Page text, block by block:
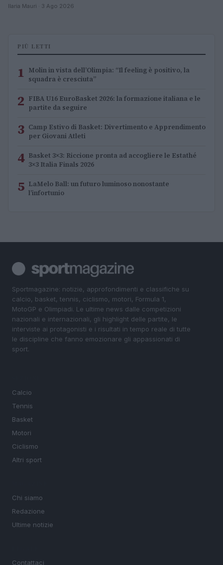
Ilaria Mauri · 3 Ago 2026
PIÙ LETTI
1 Molin in vista dell’Olimpia: “Il feeling è positivo, la
squadra è cresciuta”
2 FIBA U16 EuroBasket 2026: la formazione italiana e le
partite da seguire
3 Camp Estivo di Basket: Divertimento e Apprendimento
per Giovani Atleti
4 Basket 3×3: Riccione pronta ad accogliere le Estathé
3×3 Italia Finals 2026
5 LaMelo Ball: un futuro luminoso nonostante
l’infortunio
Sportmagazine: notizie, approfondimenti e classifiche su
calcio, basket, tennis, ciclismo, motori, Formula 1,
MotoGP e Olimpiadi. Le ultime news dalle competizioni
nazionali e internazionali, gli highlight delle partite, le
interviste ai protagonisti e i risultati in tempo reale di tutte
le discipline che fanno emozionare gli appassionati di
sport.
Calcio
Tennis
Basket
Motori
Ciclismo
Altri sport
Chi siamo
Redazione
Ultime notizie
Contattaci